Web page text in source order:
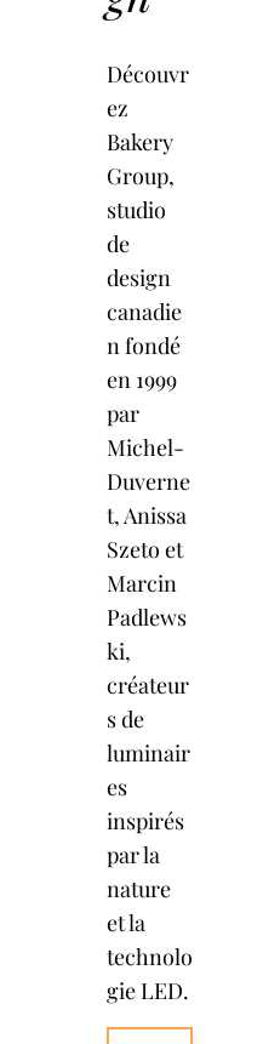
Découvr
ez
Bakery
Group,
studio
de
design
canadie
n fondé
en 1999
par
Michel-
Duverne
t, Anissa
Szeto et
Marcin
Padlews
ki,
créateur
s de
luminair
es
inspirés
par la
nature
et la
technolo
gie LED.